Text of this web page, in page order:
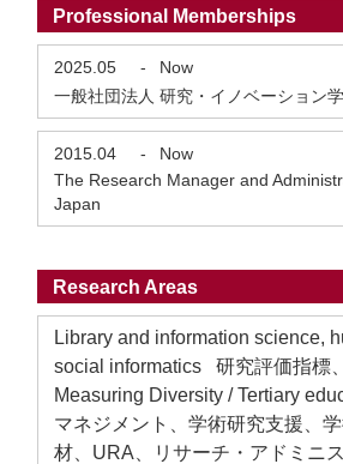
Professional Memberships
2025.05 -
Now
一般社団法人 研究・イノベーション
2015.04 -
Now
The Research Manager and
Japan
Research Areas
Library and information science,
social informatics 研究評価指標
Measuring Diversity / Tertiary
マネジメント、学術研究支援、
材、URA、リサーチ・アドミニ